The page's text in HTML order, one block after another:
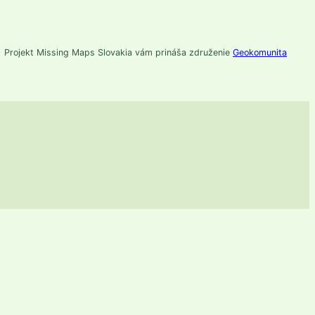
Projekt Missing Maps Slovakia vám prináša združenie Geokomunita